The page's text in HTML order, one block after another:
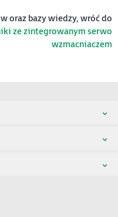
oraz bazy wiedzy, wróć do
ze zintegrowanym serwo
wzmacniaczem